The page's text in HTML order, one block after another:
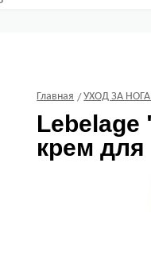
Главная УХОД ЗА
Lebelage
крем для